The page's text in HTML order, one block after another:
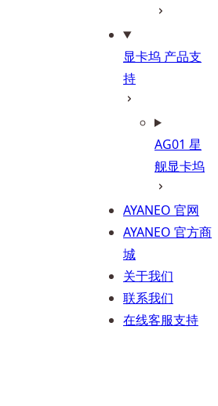
显卡坞 产品支
持
AG01 星
舰显卡坞
AYANEO 官网
AYANEO 官方商
城
关于我们
联系我们
在线客服支持